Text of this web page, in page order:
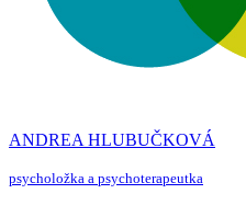
ANDREA HLUBUČKOVÁ
psycholožka a psychoterapeutka